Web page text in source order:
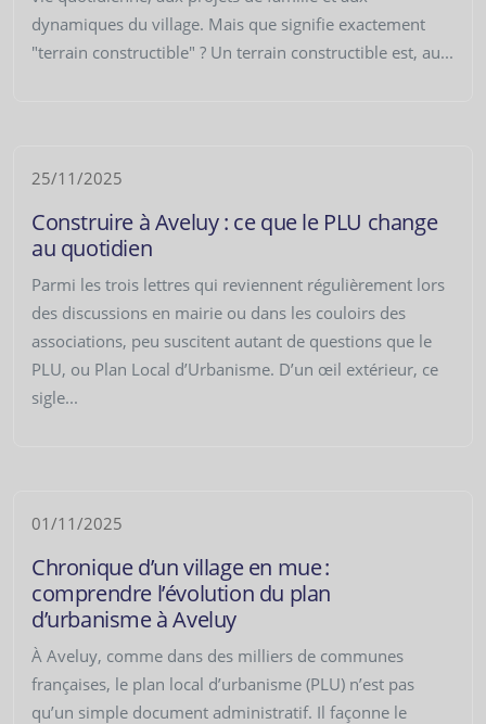
dynamiques du village. Mais que signifie exactement
"terrain constructible" ? Un terrain constructible est, au...
25/11/2025
Construire à Aveluy : ce que le PLU change
au quotidien
Parmi les trois lettres qui reviennent régulièrement lors
des discussions en mairie ou dans les couloirs des
associations, peu suscitent autant de questions que le
PLU, ou Plan Local d’Urbanisme. D’un œil extérieur, ce
sigle...
01/11/2025
Chronique d’un village en mue :
comprendre l’évolution du plan
d’urbanisme à Aveluy
À Aveluy, comme dans des milliers de communes
françaises, le plan local d’urbanisme (PLU) n’est pas
qu’un simple document administratif. Il façonne le